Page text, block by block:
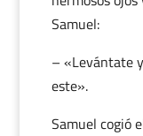
Samuel:
– «Levántate
este».
Samuel cogió